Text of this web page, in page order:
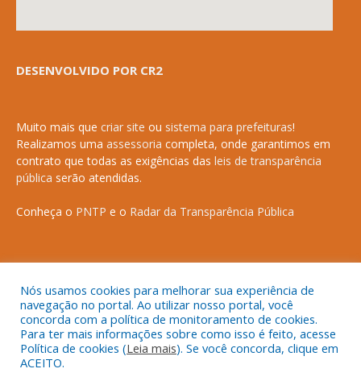
DESENVOLVIDO POR CR2
Muito mais que criar site ou sistema para prefeituras!
Realizamos uma assessoria completa, onde garantimos em
contrato que todas as exigências das leis de transparência
pública serão atendidas.
Conheça o PNTP e o Radar da Transparência Pública
Todos os direitos reservados a Prefeitura Municipal de Anapurus.
Mapa do Site
Nós usamos cookies para melhorar sua experiência de
navegação no portal. Ao utilizar nosso portal, você
concorda com a política de monitoramento de cookies.
Para ter mais informações sobre como isso é feito, acesse
Política de cookies (Leia mais). Se você concorda, clique em
ACEITO.